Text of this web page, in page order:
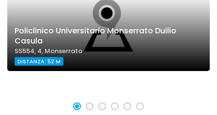
Policlinico Universitario Monserrato Duilio
Casula
SS554, 4, Monserrato
DISTANZA: 52 M